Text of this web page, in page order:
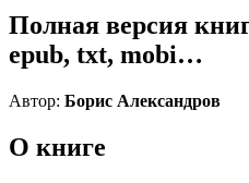
Полная версия
epub, txt, mobi…
Автор: Борис Александров
О книге